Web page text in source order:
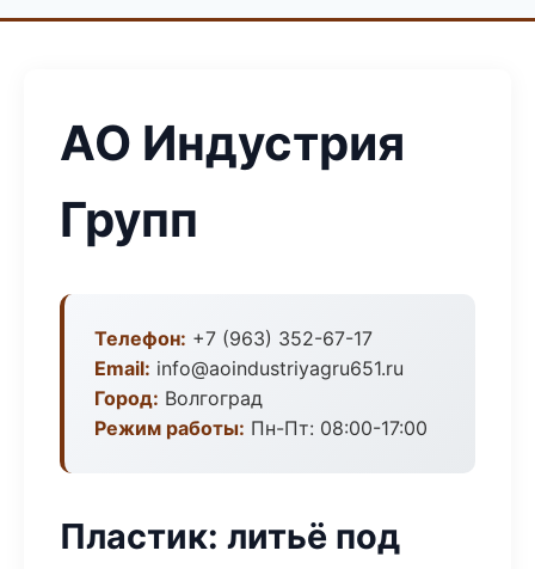
АО Индустрия
Групп
Телефон: +7 (963) 352-67-17
Email: info@aoindustriyagru651.ru
Город: Волгоград
Режим работы: Пн-Пт: 08:00-17:00
Пластик: литьё под